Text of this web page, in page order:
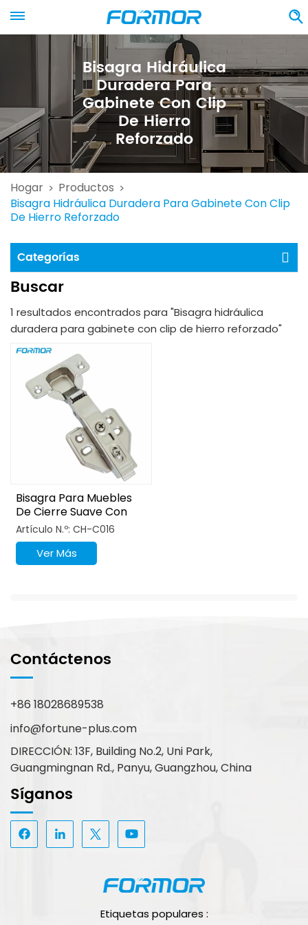
Bisagra Hidráulica
Duradera Para
Gabinete Con Clip
De Hierro
Reforzado
Hogar > Productos >
Bisagra Hidráulica Duradera Para Gabinete Con Clip
De Hierro Reforzado
Categorías
Buscar
1 resultados encontrados para "Bisagra hidráulica
duradera para gabinete con clip de hierro reforzado"
Bisagra Para Muebles
De Cierre Suave Con
Base De Montaje
Triangular
Artículo N.º: CH-C016
Ver Más
Contáctenos
+86 18028689538
info@fortune-plus.com
DIRECCIÓN: 13F, Building No.2, Uni Park,
Guangmingnan Rd., Panyu, Guangzhou, China
Síganos
Etiquetas populares :